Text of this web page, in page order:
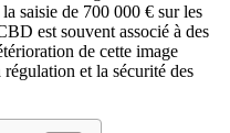
saisie de 700 000 € sur les
est souvent associé à des
de cette image
et la sécurité des